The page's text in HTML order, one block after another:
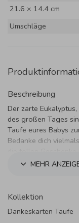
21.6 × 14.4 cm
Umschläge
Beschreibung
Der zarte
des großen Tages
Taufe eures Babys
Bedanke dich
MEHR
Kollektion
Dankeskarten Taufe